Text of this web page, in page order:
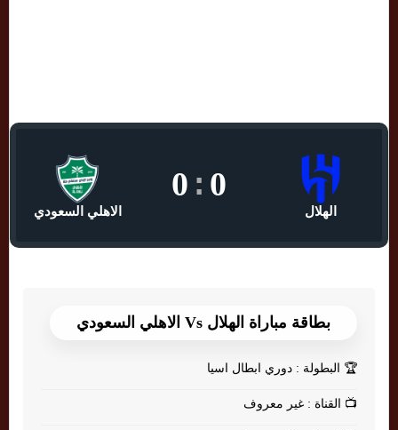
الهلال
0
:
0
الاهلي السعودي
بطاقة مباراة الهلال Vs الاهلي السعودي
🏆 البطولة : دوري ابطال اسيا
📺 القناة : غير معروف